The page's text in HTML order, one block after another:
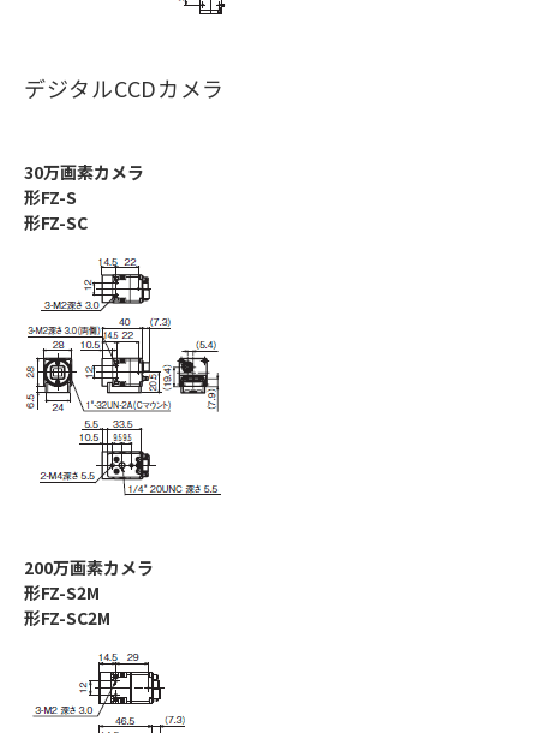
デジタルCCDカメラ
30万画素カメラ
形FZ-S
形FZ-SC
200万画素カメラ
形FZ-S2M
形FZ-SC2M